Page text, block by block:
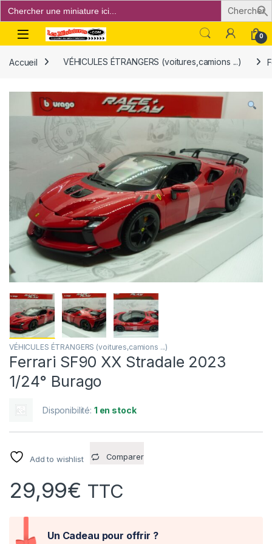
Search
for:
Open 0
Accueil VÉHICULES ÉTRANGERS (voitures,camions ...)
VÉHICULES ÉTRANGERS (voitures,camions ...)
Ferrari SF90 XX Stradale 2023
1/24° Burago
Disponibilité: 1 en stock
Add to wishlist Comparer
29,99€ TTC
Un Cadeau pour offrir ?